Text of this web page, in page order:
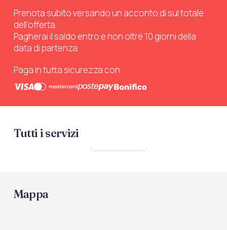
Prenota subito versando un acconto di sul totale
dell’offerta.
Pagherai il saldo entro e non oltre 10 giorni della
data di partenza.
Paga in tutta sicurezza con:
Tutti i servizi
Mappa